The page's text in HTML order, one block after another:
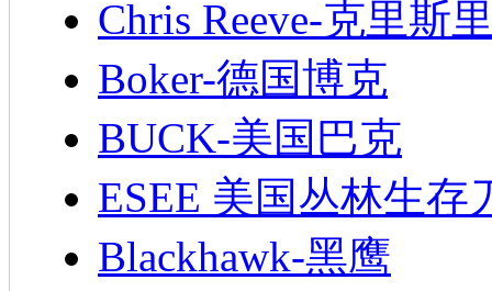
Chris Reeve-克里斯
Boker-德国博克
BUCK-美国巴克
ESEE 美国丛林生存
Blackhawk-黑鹰